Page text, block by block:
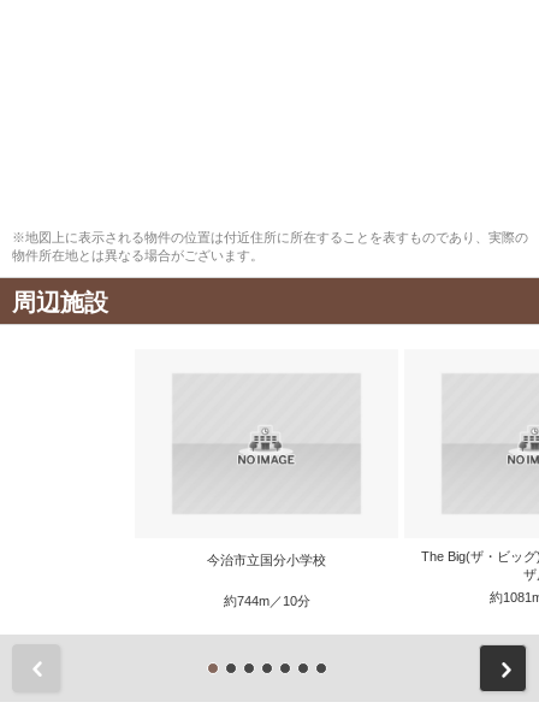
※地図上に表示される物件の位置は付近住所に所在することを表すものであり、実際の
物件所在地とは異なる場合がございます。
周辺施設
今治市立国分小学校
約744m／10分
The Big(ザ・ビッ
ザ
約